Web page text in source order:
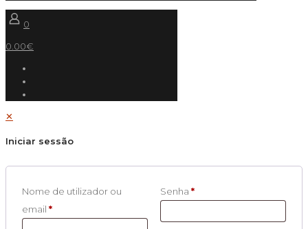
0
0.00€
✕
Iniciar sessão
Nome de utilizador ou
email *
Senha *